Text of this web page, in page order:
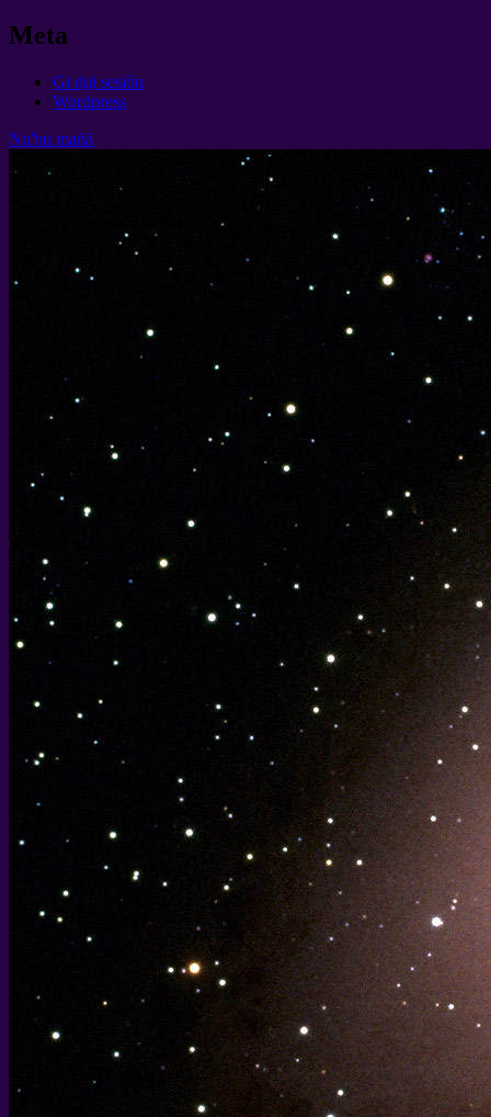
Meta
Gi du̲i sesión
Wordpress
Nu'bu mañä